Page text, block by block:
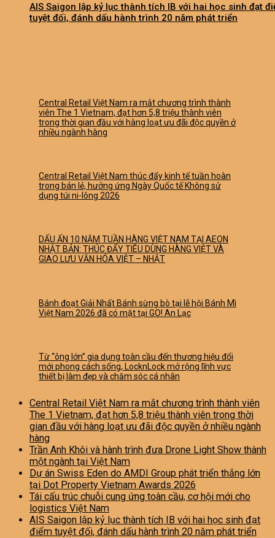
AIS Saigon lập kỷ lục thành tích IB với hai học sinh đạt
tuyệt đối, đánh dấu hành trình 20 năm phát triển
Central Retail Việt Nam ra mắt chương trình thành
viên The 1 Vietnam, đạt hơn 5,8 triệu thành viên
trong thời gian đầu với hàng loạt ưu đãi độc quyền ở
nhiều ngành hàng
Central Retail Việt Nam thúc đẩy kinh tế tuần hoàn
trong bán lẻ, hưởng ứng Ngày Quốc tế Không sử
dụng túi ni-lông 2026
DẤU ẤN 10 NĂM TUẦN HÀNG VIỆT NAM TẠI AEON
NHẬT BẢN: THÚC ĐẨY TIÊU DÙNG HÀNG VIỆT VÀ
GIAO LƯU VĂN HÓA VIỆT – NHẬT
Bánh đoạt Giải Nhất Bánh sừng bò tại lễ hội Bánh Mì
Việt Nam 2026 đã có mặt tại GO! An Lạc
Từ “ông lớn” gia dụng toàn cầu đến thương hiệu đổi
mới phong cách sống, LocknLock mở rộng lĩnh vực
thiết bị làm đẹp và chăm sóc cá nhân
Central Retail Việt Nam ra mắt chương trình thành viên
The 1 Vietnam, đạt hơn 5,8 triệu thành viên trong thời
gian đầu với hàng loạt ưu đãi độc quyền ở nhiều ngành
hàng
Trần Anh Khôi và hành trình đưa Drone Light Show thành
một ngành tại Việt Nam
Dự án Swiss Eden do AMDI Group phát triển thắng lớn
tại Dot Property Vietnam Awards 2026
Tái cấu trúc chuỗi cung ứng toàn cầu, cơ hội mới cho
logistics Việt Nam
AIS Saigon lập kỷ lục thành tích IB với hai học sinh đạt
điểm tuyệt đối, đánh dấu hành trình 20 năm phát triển